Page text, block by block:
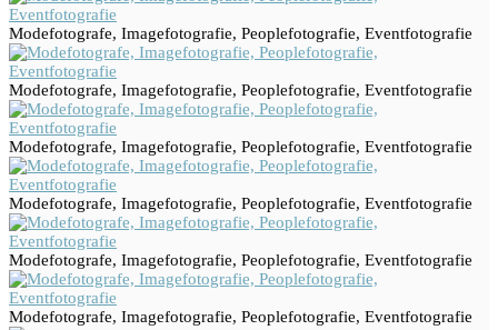
Modefotografe, Imagefotografie, Peoplefotografie, Eventfotografie
Modefotografe, Imagefotografie, Peoplefotografie, Eventfotografie
Modefotografe, Imagefotografie, Peoplefotografie, Eventfotografie
Modefotografe, Imagefotografie, Peoplefotografie, Eventfotografie
Modefotografe, Imagefotografie, Peoplefotografie, Eventfotografie
Modefotografe, Imagefotografie, Peoplefotografie, Eventfotografie